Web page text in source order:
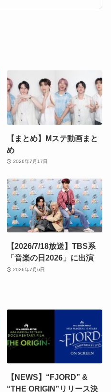
【まとめ】Mステ動画まと
め
2026年7月17日
【2026/7/18放送】TBS系
「音楽の日2026」に出演
2026年7月6日
【NEWS】“FJORD” &
“THE ORIGIN”リリース決